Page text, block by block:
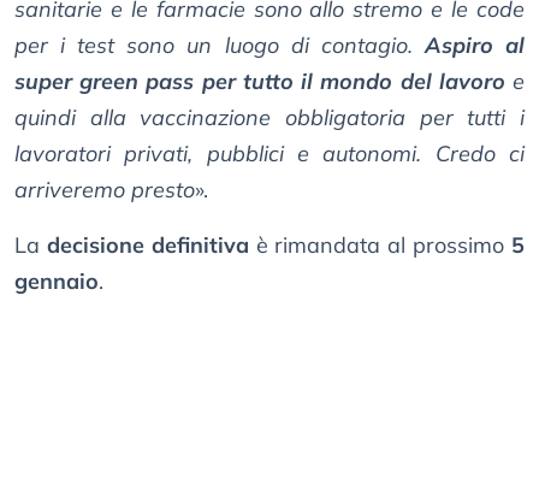
sanitarie e le farmacie sono allo stremo e le code
per i test sono un luogo di contagio.Aspiro al
super green pass per tutto il mondo del lavoro e
quindi alla vaccinazione obbligatoria per tutti i
lavoratori privati, pubblici e autonomi. Credo ci
arriveremo presto».
La decisione definitiva è rimandata al prossimo 5
gennaio.